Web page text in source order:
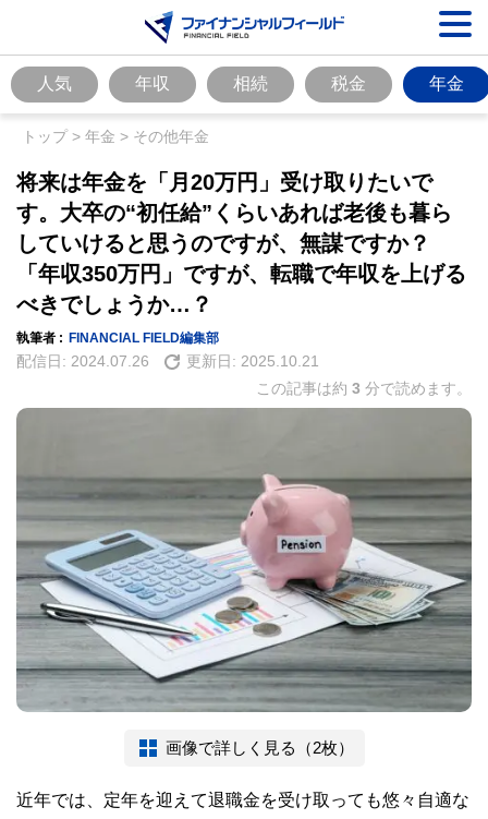
人気 年収 相続 税金 年金
トップ> 年金 > その他年金
将来は年金を「月20万円」受け取りたいで
す。大卒の“初任給”くらいあれば老後も暮ら
していけると思うのですが、無謀ですか？
「年収350万円」ですが、転職で年収を上げる
べきでしょうか…？
執筆者 : FINANCIAL FIELD編集部
配信日: 2024.07.26 更新日: 2025.10.21
この記事は約 3 分で読めます。
画像で詳しく見る（2枚）
近年では、定年を迎えて退職金を受け取っても悠々自適な